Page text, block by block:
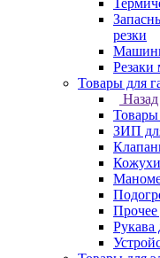
резки
Товары для
Назад
Товары
ЗИП
Прочее
Рукава